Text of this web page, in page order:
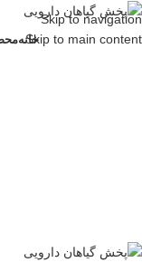
Skip to navigation
Skip to main content
خانه